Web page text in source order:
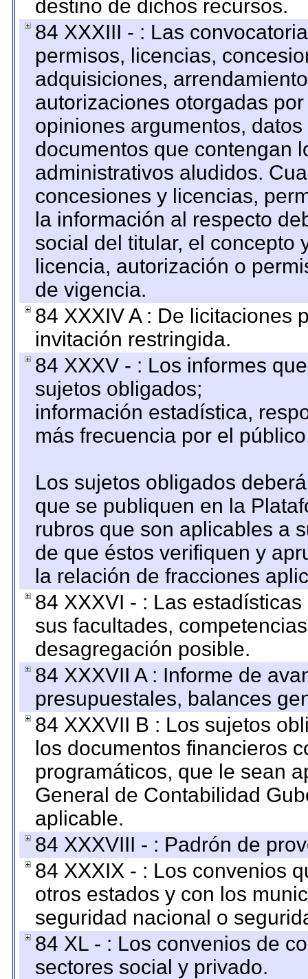
destino de dichos recursos.
84 XXXIII - : Las
permisos, licencias,
adquisiciones,
autorizaciones otorgadas
opiniones argumentos,
documentos que contengan
administrativos aludidos.
concesiones y licencias,
la información al respecto
social del titular, el concepto
licencia, autorización o
de vigencia.
84 XXXIV A : De licitaciones
invitación restringida.
84 XXXV - : Los informes
sujetos obligados;
información estadística,
más frecuencia por el
Los sujetos obligados
que se publiquen en la
rubros que son aplicables a
de que éstos verifiquen y
la relación de fracciones
84 XXXVI - : Las
sus facultades,
desagregación posible.
84 XXXVII A : Informe de
presupuestales, balances
84 XXXVII B : Los sujetos
los documentos financieros
programáticos, que le sean
General de Contabilidad
aplicable.
84 XXXVIII - : Padrón de
84 XXXIX - : Los convenios
otros estados y con los
seguridad nacional o
84 XL - : Los convenios de
sectores social y privado.